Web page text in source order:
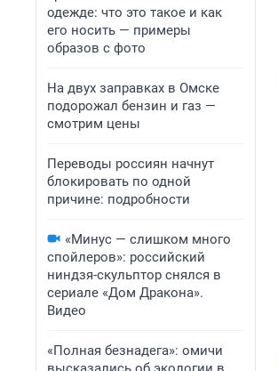
одежде: что это такое и как
его носить — примеры
образов с фото
На двух заправках в Омске
подорожал бензин и газ —
смотрим цены
Переводы россиян начнут
блокировать по одной
причине: подробности
«Минус — слишком много
спойлеров»: российский
ниндзя-скульптор снялся в
сериале «Дом Дракона».
Видео
«Полная безнадега»: омичи